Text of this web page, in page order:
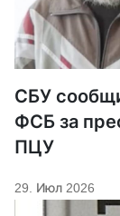
СБУ
ФСБ за
ПЦУ
29. Июл 2026